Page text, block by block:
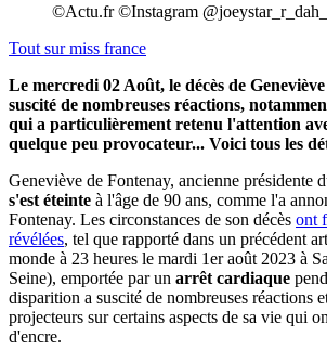
©Actu.fr ©Instagram
Tout surmiss france
Le mercredi 02 Août, le décès de
suscité de nombreuses réactions,
qui a particulièrement retenu l'attention
quelque peu provocateur... Voici tous les
Geneviève de Fontenay, ancienne présidente
s'est éteinte à l'âge de 90 ans, comme l'a
Fontenay. Les circonstances de son décès ont
révélées, tel que rapporté dans un précédent
monde à 23 heures le mardi 1er août 2023 à
Seine), emportée par un arrêt cardiaque
disparition a suscité de nombreuses réactions
projecteurs sur certains aspects de sa vie qui
d'encre.